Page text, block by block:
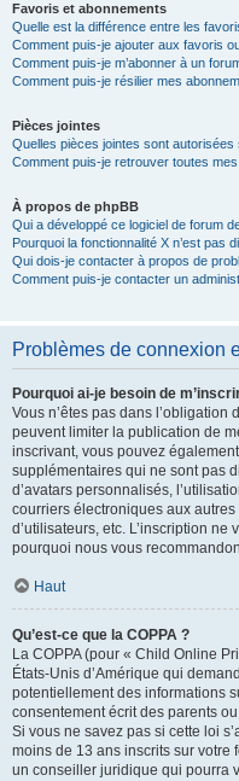
Favoris et abonnements
Quelle est la différence entre les
Comment puis-je ajouter aux favoris
Comment puis-je m’abonner à un
Comment puis-je résilier mes
Pièces jointes
Quelles pièces jointes sont autorisées
Comment puis-je retrouver toutes
À propos de phpBB
Qui a développé ce logiciel de forum
Pourquoi la fonctionnalité X n’est pas
Qui dois-je contacter à propos de
Comment puis-je contacter un
Problèmes de connexion
Pourquoi ai-je besoin de
Vous n’êtes pas dans
peuvent limiter la publication de
inscrivant, vous pouvez
supplémentaires qui ne sont pas
d’avatars personnalisés,
courriers électroniques aux
d’utilisateurs, etc. L’inscription ne
pourquoi nous vous
Haut
Qu’est-ce que la COPPA ?
La COPPA (pour « Child Online
États-Unis d’Amérique qui
potentiellement des informations
consentement écrit des parents
Si vous ne savez pas si cette loi
moins de 13 ans inscrits sur votre
un conseiller juridique qui pourra